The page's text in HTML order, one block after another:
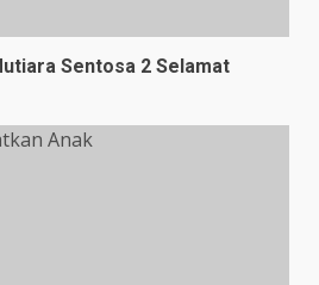
Sentosa 2 Selamat